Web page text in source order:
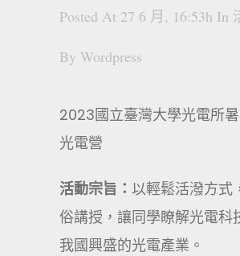
Posted At 27 6 月, 16:53h In
By Wordpress
2023國立臺灣大學光電所
光電營
活動宗旨： 以輕鬆活潑方式
俗講授，讓同學瞭解光電科
我國興盛的光電產業。